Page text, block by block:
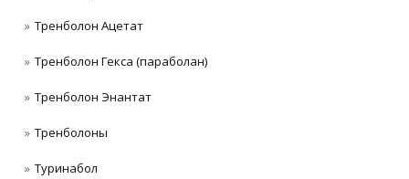
Тренболон Ацетат
Тренболон Гекса (параболан)
Тренболон Энантат
Тренболоны
Туринабол